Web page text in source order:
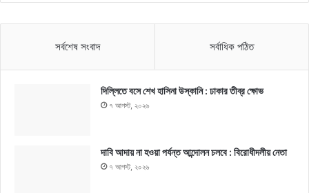
সর্বশেষ সংবাদ সর্বাধিক পঠিত
দিল্লিতে বসে শেখ হাসিনা উস্কানি : ঢাকার তীব্র ক্ষোভ
৭ আগস্ট, ২০২৬
দাবি আদায় না হওয়া পর্যন্ত আন্দোলন চলবে : বিরোধীদলীয় নেতা
৭ আগস্ট, ২০২৬